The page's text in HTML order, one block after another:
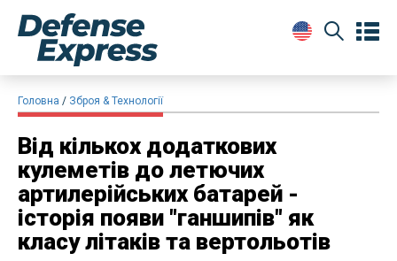
Головна Зброя & Технології
Від кількох додаткових
кулеметів до летючих
артилерійських батарей -
історія появи "ганшипів" як
класу літаків та вертольотів